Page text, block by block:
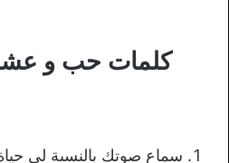
كلمات حب و
سماع صوتك بالنسبة لي